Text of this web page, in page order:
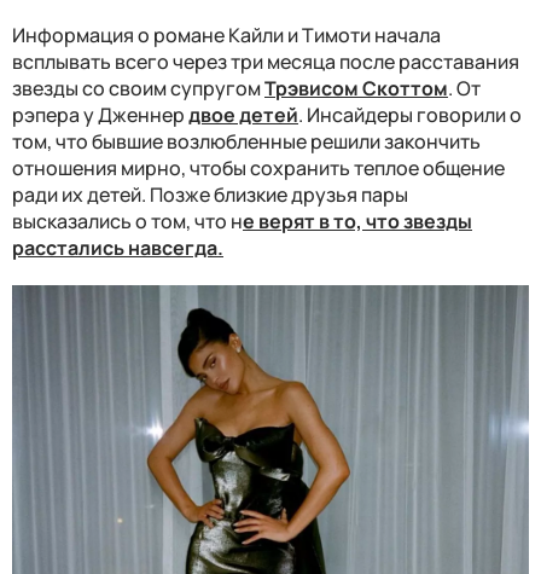
Информация о романе Кайли и Тимоти начала
всплывать всего через три месяца после расставания
звезды со своим супругомТрэвисом Скоттом. От
рэпера у Дженнердвое детей. Инсайдеры говорили о
том, что бывшие возлюбленные решили закончить
отношения мирно, чтобы сохранить теплое общение
ради их детей. Позже близкие друзья пары
высказались о том, что не верят в то, что звезды
расстались навсегда.